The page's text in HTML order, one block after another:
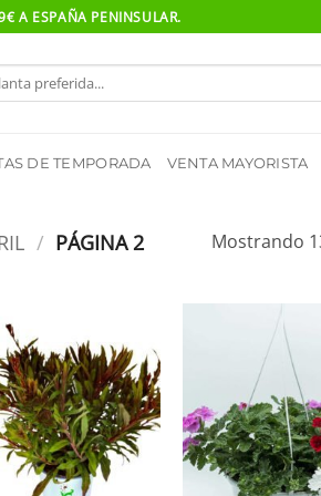
A ESPAÑA PENINSULAR.
DE TEMPORADA VENTA MAYORISTA
/ PÁGINA 2 Mostrando
Añadir
a la
lista de
deseos